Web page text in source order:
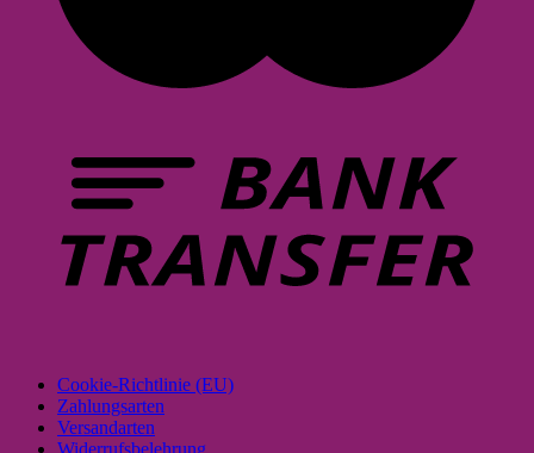
Cookie-Richtlinie (EU)
Zahlungsarten
Versandarten